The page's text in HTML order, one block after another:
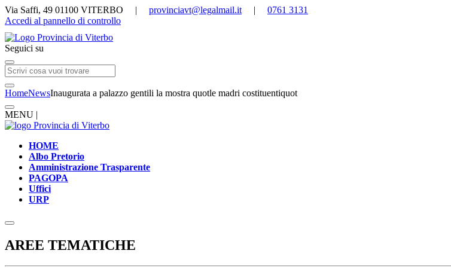
Via Saffi, 49 01100 VITERBO | provinciavt@legalmail.it | 0761 3131
Accedi al pannello di controllo
Seguici su
HomeNewsInaugurata a palazzo gentili la mostra quotle madri costituentiquot
MENU |
HOME
Albo Pretorio
Amministrazione Trasparente
PAGOPA
Uffici
URP
AREE TEMATICHE